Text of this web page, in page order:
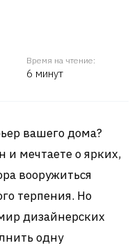
Время на чтение:
6 минут
вашего дома?
и мечтаете о ярких,
вооружиться
терпения. Но
дизайнерских
одну